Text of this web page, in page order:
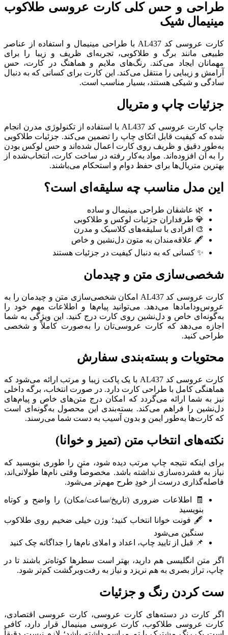
طراحی و حس کلی کارت عروسی طلاکوب
مینیمال شیک
کارت عروسی کد AL437 با طراحی مینیمال و استفاده از عناصر
طبیعی مانند برگ و طلاکوبی، تجربه‌ای ظریف و زیبا را برای
مهمانان ایجاد می‌کند. رنگ‌های ملایم و هماهنگ در کارت، حس
آرامش و زیبایی را منتقل می‌کند. این کارت برای کسانی که به دنبال
سادگی و شیکی هستند، بسیار مناسب است.
جزئیات چاپ و متریال
چاپ کارت عروسی کد AL437 با استفاده از تکنولوژی مدرن انجام
شده که کیفیت قابل اتکای چاپ را تضمین می‌کند. جزئیات طلاکوبی
به‌طور دقیق و ظریف روی کارت اعمال شده‌اند و حس لوکس بودن
را به آن افزوده‌اند. مواد به‌کار رفته در ساخت کارت، انتخاب‌شده از
بهترین متریال‌ها برای حفظ دوام و استحکام می‌باشند.
این مدل مناسب چه سلیقه‌ای است؟
🌿 عاشقان طراحی مینیمال و ساده
💎 طرفداران جزئیات لوکس و طلاکوبی
🎨 افرادی با سلیقه‌های کلاسیک و مدرن
🖋️ علاقه‌مندان به متون دل‌نشین و خاص
✨ کسانی که به دنبال کیفیت در جزئیات هستند
شخصی‌سازی متن و چیدمان
کارت عروسی کد AL437 امکان شخصی‌سازی متن و چیدمان را به
عروس‌و‌دامادها می‌دهد. می‌توانید پیام‌ها و اطلاعات مهم خود را
به‌گونه‌ای خاص و دل‌نشین روی کارت درج کنید. این ویژگی به شما
اجازه می‌دهد که کارت عروسی‌تان را به‌صورت کاملاً و شخصی
طراحی کنید.
محتویات و بسته‌بندی سفارش
کارت عروسی کد AL437 با یک پاکت زیبا و مرتب ارائه می‌شود که
هماهنگی کامل با طراحی کارت دارد. در صورت انتخاب، برگه داخلی
نیز به شما ارائه می‌گردد که امکان درج متن‌های خاص و پیام‌های
دل‌نشین را فراهم می‌کند. بسته‌بندی این محصول به‌گونه‌ای است
که کارت‌ها به‌طور ایمن و بدون آسیب به دست شما می‌رسند.
نکته‌های انتخاب متن (تمیز و خوانا)
برای اینکه نتیجه چاپ مرتب دیده شود، متن را طوری بنویسید که
نیاز به فشرده‌سازی نداشته باشد. مخصوصاً وقتی نام‌ها طولانی‌اند،
فاصله‌گذاری درست از خودِ طرح مهم‌تر می‌شود.
🧾 اطلاعات ضروری (تاریخ/ساعت/مکان) را واضح و کوتاه
بنویسید
🖋️ فونت خوانا انتخاب کنید؛ وزن خیلی ضخیم روی طلاکوب
سنگین می‌شود
📌 قبل از تایید چاپ، اعداد و املای نام‌ها را جداگانه چک کنید
اگر متن انگلیسی هم دارید، بهتر است سطرها کوتاه‌تر باشند تا در
چاپ، تراز بصری به هم نریزد و نیاز به رفت‌وبرگشت کم‌تر شود.
ست کردن رنگ و جزئیات
اگر کارت در دسته‌های کارت عروسی، کارت عروسی اقتصادی،
کارت عروسی طلاکوب، کارت عروسی مینیمال قرار دارد، کافی